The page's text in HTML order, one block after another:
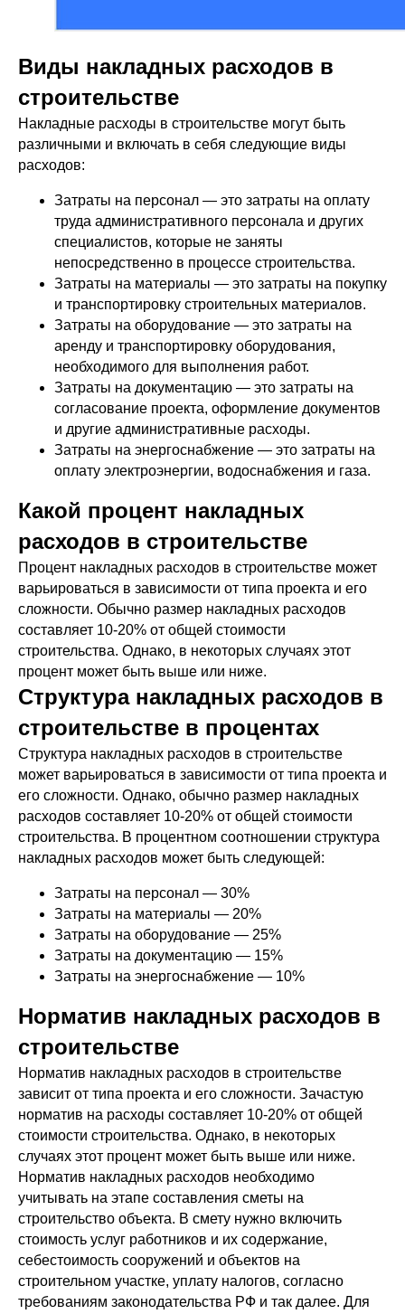
Виды накладных расходов в
строительстве
Накладные расходы в строительстве могут быть
различными и включать в себя следующие виды
расходов:
Затраты на персонал — это затраты на оплату
труда административного персонала и других
специалистов, которые не заняты
непосредственно в процессе строительства.
Затраты на материалы — это затраты на покупку
и транспортировку строительных материалов.
Затраты на оборудование — это затраты на
аренду и транспортировку оборудования,
необходимого для выполнения работ.
Затраты на документацию — это затраты на
согласование проекта, оформление документов
и другие административные расходы.
Затраты на энергоснабжение — это затраты на
оплату электроэнергии, водоснабжения и газа.
Какой процент накладных
расходов в строительстве
Процент накладных расходов в строительстве может
варьироваться в зависимости от типа проекта и его
сложности. Обычно размер накладных расходов
составляет 10-20% от общей стоимости
строительства. Однако, в некоторых случаях этот
процент может быть выше или ниже.
Структура накладных расходов в
строительстве в процентах
Структура накладных расходов в строительстве
может варьироваться в зависимости от типа проекта и
его сложности. Однако, обычно размер накладных
расходов составляет 10-20% от общей стоимости
строительства. В процентном соотношении структура
накладных расходов может быть следующей:
Затраты на персонал — 30%
Затраты на материалы — 20%
Затраты на оборудование — 25%
Затраты на документацию — 15%
Затраты на энергоснабжение — 10%
Норматив накладных расходов в
строительстве
Норматив накладных расходов в строительстве
зависит от типа проекта и его сложности. Зачастую
норматив на расходы составляет 10-20% от общей
стоимости строительства. Однако, в некоторых
случаях этот процент может быть выше или ниже.
Норматив накладных расходов необходимо
учитывать на этапе составления сметы на
строительство объекта. В смету нужно включить
стоимость услуг работников и их содержание,
себестоимость сооружений и объектов на
строительном участке, уплату налогов, согласно
требованиям законодательства РФ и так далее. Для